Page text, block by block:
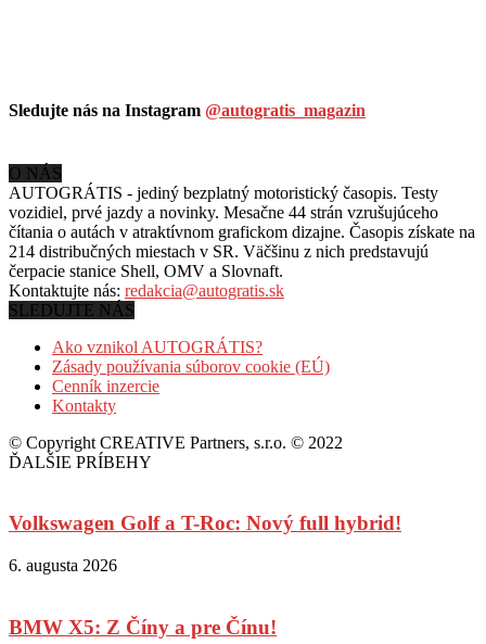
Sledujte nás na Instagram @autogratis_magazin
O NÁS
AUTOGRÁTIS - jediný bezplatný motoristický časopis. Testy
vozidiel, prvé jazdy a novinky. Mesačne 44 strán vzrušujúceho
čítania o autách v atraktívnom grafickom dizajne. Časopis získate na
214 distribučných miestach v SR. Väčšinu z nich predstavujú
čerpacie stanice Shell, OMV a Slovnaft.
Kontaktujte nás: redakcia@autogratis.sk
SLEDUJTE NÁS
Ako vznikol AUTOGRÁTIS?
Zásady používania súborov cookie (EÚ)
Cenník inzercie
Kontakty
© Copyright CREATIVE Partners, s.r.o. © 2022
ĎALŠIE PRÍBEHY
Volkswagen Golf a T-Roc: Nový full hybrid!
6. augusta 2026
BMW X5: Z Číny a pre Čínu!